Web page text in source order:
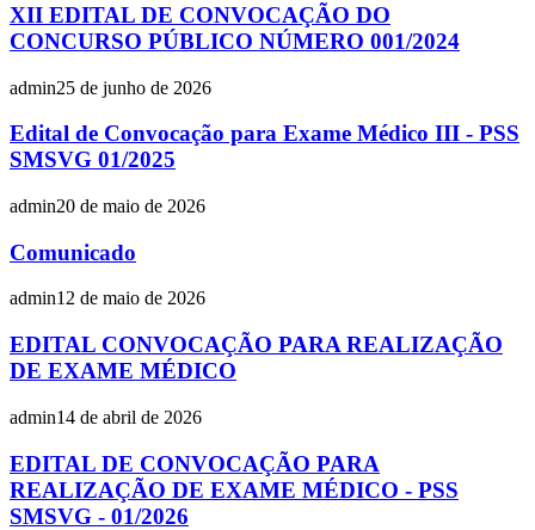
XII EDITAL DE CONVOCAÇÃO DO
CONCURSO PÚBLICO NÚMERO 001/2024
admin25 de junho de 2026
Edital de Convocação para Exame Médico III - PSS
SMSVG 01/2025
admin20 de maio de 2026
Comunicado
admin12 de maio de 2026
EDITAL CONVOCAÇÃO PARA REALIZAÇÃO
DE EXAME MÉDICO
admin14 de abril de 2026
EDITAL DE CONVOCAÇÃO PARA
REALIZAÇÃO DE EXAME MÉDICO - PSS
SMSVG - 01/2026